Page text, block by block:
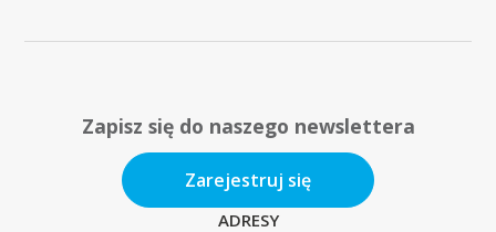
Zapisz się do naszego newslettera
Zarejestruj się
ADRESY